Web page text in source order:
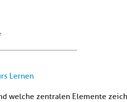
Lernen
welche zentralen Elemente